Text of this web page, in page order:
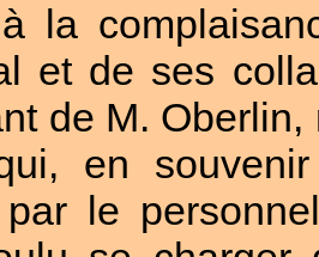
la
et de ses
de M.
en
le